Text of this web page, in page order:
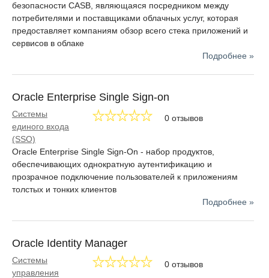
В начале 2010-х годов компания активно взялась за
разработку решений для облачных технологий, сделав
акцент на частные облака. Кроме этого, корпорация
запустила собственное облако в виде технологического
новых приложениях, которые в названии имеют суффикс
мониторинга живой миграции данных.
Офисы корпорации находятся в 145 странах. На текущий
момент штат компании составляет порядка 130 тыс. человек.
безопасности CASB, являющаяся посредником между
потребителями и поставщиками облачных услуг, которая
предоставляет компаниям обзор всего стека приложений и
сервисов в облаке
Подробнее »
Oracle Enterprise Single Sign-on
0 отзывов
Системы
единого входа
(SSO)
Oracle Enterprise Single Sign-On - набор продуктов,
обеспечивающих однократную аутентификацию и
прозрачное подключение пользователей к приложениям
толстых и тонких клиентов
Подробнее »
Oracle Identity Manager
0 отзывов
Системы
управления